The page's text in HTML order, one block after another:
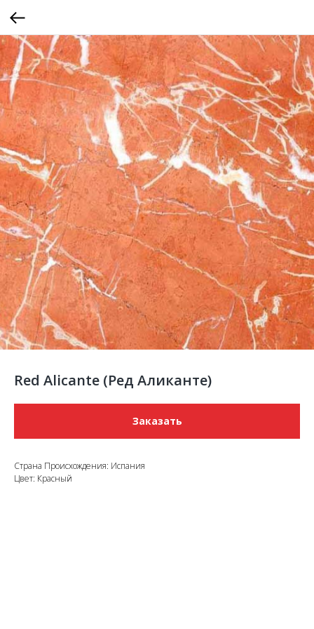
Red Alicante (Ред Аликанте)
Заказать
Страна Происхождения: Испания
Цвет: Красный